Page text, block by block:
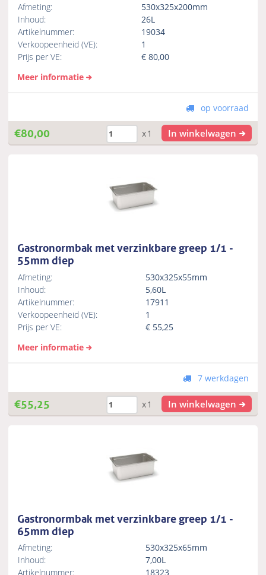
Afmeting:
530x325x200mm
Inhoud:
26L
Artikelnummer:
19034
Verkoopeenheid (VE):
1
Prijs per VE:
€80,00
Meer informatie
op voorraad
€80,00 x1 In winkelwagen
Gastronormbak met verzinkbare greep 1/1 -
55mm diep
Afmeting:
530x325x55mm
Inhoud:
5,60L
Artikelnummer:
17911
Verkoopeenheid (VE):
1
Prijs per VE:
€ 55,25
Meer informatie
7 werkdagen
€55,25 x1 In winkelwagen
Gastronormbak met verzinkbare greep 1/1 -
65mm diep
Afmeting:
530x325x65mm
Inhoud:
7,00L
Artikelnummer:
18323